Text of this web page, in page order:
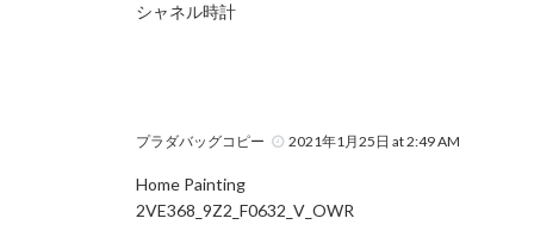
シャネル時計
プラダバッグコピー 2021年1月25日 at 2:49 AM
Home Painting
2VE368_9Z2_F0632_V_OWR